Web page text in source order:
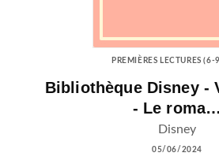
PREMIÈRES LECTURES (6-
Bibliothèque Disney -
- Le roma…
Disney
05/06/2024